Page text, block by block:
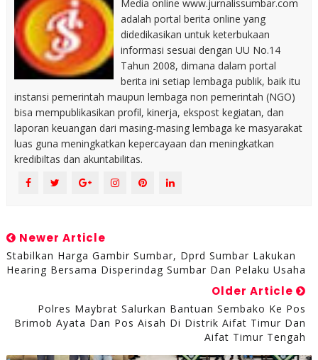
Media online www.jurnalissumbar.com
adalah portal berita online yang
didedikasikan untuk keterbukaan
informasi sesuai dengan UU No.14
Tahun 2008, dimana dalam portal
berita ini setiap lembaga publik, baik itu
instansi pemerintah maupun lembaga non pemerintah (NGO)
bisa mempublikasikan profil, kinerja, ekspost kegiatan, dan
laporan keuangan dari masing-masing lembaga ke masyarakat
luas guna meningkatkan kepercayaan dan meningkatkan
kredibiltas dan akuntabilitas.
Newer Article
Stabilkan Harga Gambir Sumbar, Dprd Sumbar Lakukan
Hearing Bersama Disperindag Sumbar Dan Pelaku Usaha
Older Article
Polres Maybrat Salurkan Bantuan Sembako Ke Pos
Brimob Ayata Dan Pos Aisah Di Distrik Aifat Timur Dan
Aifat Timur Tengah